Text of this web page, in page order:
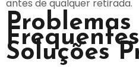
antes de qualquer retirada.
Problemas
Soluções